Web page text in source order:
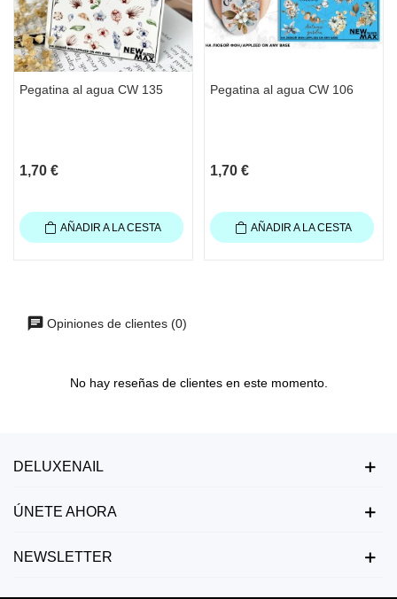
Pegatina al agua CW 135
1,70 €
AÑADIR A LA CESTA
Pegatina al agua CW 106
1,70 €
AÑADIR A LA CESTA
Opiniones de clientes (0)
No hay reseñas de clientes en este momento.
DELUXENAIL
ÚNETE AHORA
NEWSLETTER